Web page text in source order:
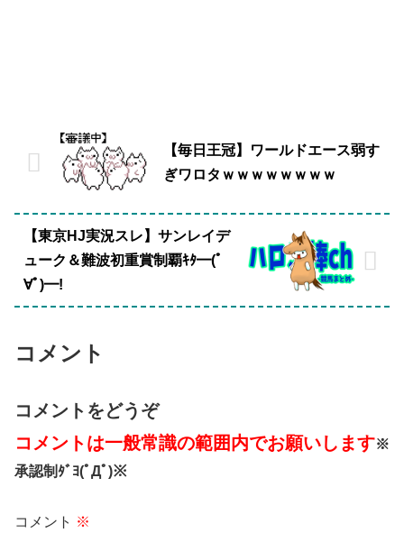
【毎日王冠】ワールドエース弱す
ぎワロタｗｗｗｗｗｗｗｗ
【東京HJ実況スレ】サンレイデ
ューク＆難波初重賞制覇ｷﾀ━(ﾟ
∀ﾟ)━!
コメント
コメントをどうぞ
コメントは一般常識の範囲内でお願いします※
承認制ﾀﾞﾖ(ﾟДﾟ)※
コメント ※